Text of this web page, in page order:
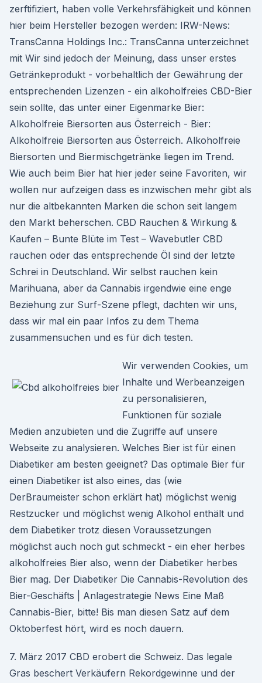
zerftifiziert, haben volle Verkehrsfähigkeit und können
hier beim Hersteller bezogen werden: IRW-News:
TransCanna Holdings Inc.: TransCanna unterzeichnet
mit Wir sind jedoch der Meinung, dass unser erstes
Getränkeprodukt - vorbehaltlich der Gewährung der
entsprechenden Lizenzen - ein alkoholfreies CBD-Bier
sein sollte, das unter einer Eigenmarke Bier:
Alkoholfreie Biersorten aus Österreich - Bier:
Alkoholfreie Biersorten aus Österreich. Alkoholfreie
Biersorten und Biermischgetränke liegen im Trend.
Wie auch beim Bier hat hier jeder seine Favoriten, wir
wollen nur aufzeigen dass es inzwischen mehr gibt als
nur die altbekannten Marken die schon seit langem
den Markt beherschen. CBD Rauchen & Wirkung &
Kaufen – Bunte Blüte im Test – Wavebutler CBD
rauchen oder das entsprechende Öl sind der letzte
Schrei in Deutschland. Wir selbst rauchen kein
Marihuana, aber da Cannabis irgendwie eine enge
Beziehung zur Surf-Szene pflegt, dachten wir uns,
dass wir mal ein paar Infos zu dem Thema
zusammensuchen und es für dich testen.
Wir verwenden Cookies, um
Inhalte und Werbeanzeigen
zu personalisieren,
Funktionen für soziale
Medien anzubieten und die Zugriffe auf unsere
Webseite zu analysieren. Welches Bier ist für einen
Diabetiker am besten geeignet? Das optimale Bier für
einen Diabetiker ist also eines, das (wie
DerBraumeister schon erklärt hat) möglichst wenig
Restzucker und möglichst wenig Alkohol enthält und
dem Diabetiker trotz diesen Voraussetzungen
möglichst auch noch gut schmeckt - ein eher herbes
alkoholfreies Bier also, wenn der Diabetiker herbes
Bier mag. Der Diabetiker Die Cannabis-Revolution des
Bier-Geschäfts | Anlagestrategie News Eine Maß
Cannabis-Bier, bitte! Bis man diesen Satz auf dem
Oktoberfest hört, wird es noch dauern.
7. März 2017 CBD erobert die Schweiz. Das legale
Gras beschert Verkäufern Rekordgewinne und der